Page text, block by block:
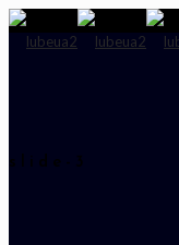
slide-3